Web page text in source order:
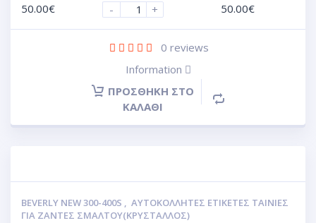
50.00€
-
+
50.00€
0 reviews
Information
ΠΡΟΣΘΉΚΗ ΣΤΟ
ΚΑΛΆΘΙ
BEVERLY NEW 300-400S , ΑΥΤΟΚΌΛΛΗΤΕΣ ΕΤΙΚΈΤΕΣ ΤΑΙΝΊΕΣ
ΓΙΑ ΖΆΝΤΕΣ ΣΜΆΛΤΟΥ(ΚΡΎΣΤΑΛΛΟΣ)